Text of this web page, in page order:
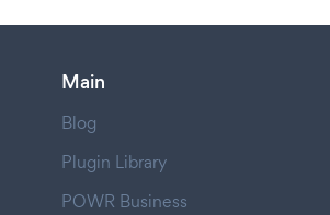
Main
Blog
Plugin Library
POWR Business